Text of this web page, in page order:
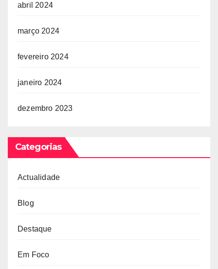
abril 2024
março 2024
fevereiro 2024
janeiro 2024
dezembro 2023
Categorias
Actualidade
Blog
Destaque
Em Foco